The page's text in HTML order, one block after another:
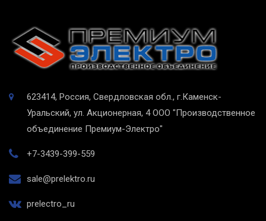
623414, Россия, Свердловская обл., г.Каменск-
Уральский, ул. Акционерная, 4 ООО "Производственное
объединение Премиум-Электро"
+7-3439-399-559
sale@prelektro.ru
prelectro_ru